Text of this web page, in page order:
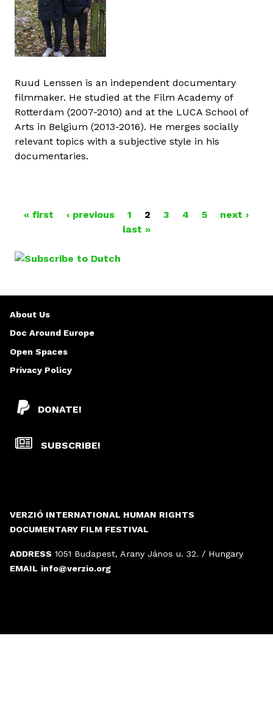
Ruud Lenssen is an independent documentary
filmmaker. He studied at the Film Academy of
Rotterdam (2007-2010) and at the LUCA School of
Arts in Belgium (2013-2016). He merges socially
relevant topics with a subjective style in his
documentaries.
A
E
S
« first ‹ previous 1 2 3 4 5
next ›
last »
VERZIÓ INTERNATIONAL HUMAN RIGHTS
DOCUMENTARY FILM FESTIVAL
ADDRESS 1051 Budapest, Arany János u. 32. / Hungary
EMAIL info@verzio.org
DONATE!
SUBSCRIBE!
About Us
Doc Around Europe
Open Spaces
Privacy Policy